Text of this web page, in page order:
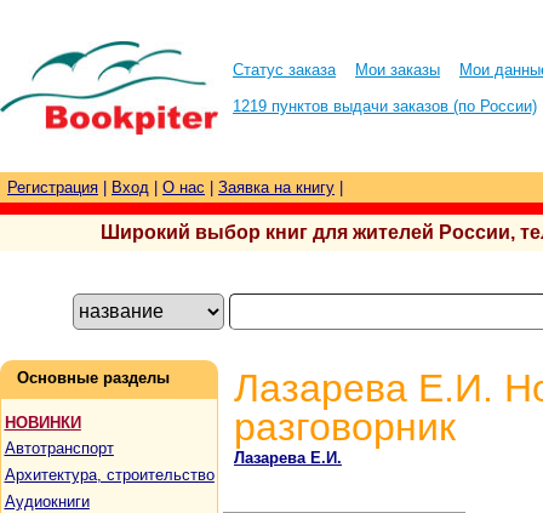
Статус заказа Мои заказы
Мои
1219 пунктов выдачи заказов (по России)
Регистрация Вход О нас Заявка на книгу
Широкий выбор книг для жителей России,
Основные разделы
НОВИНКИ
Автотранспорт
Архитектура, строительство
Аудиокниги
Лазарева Е.И.
разговорник
Лазарева Е.И.